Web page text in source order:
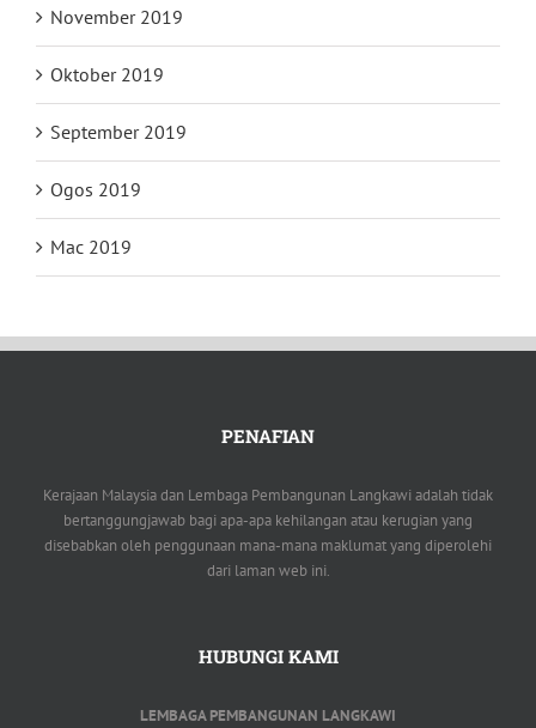
November 2019
Oktober 2019
September 2019
Ogos 2019
Mac 2019
PENAFIAN
Kerajaan Malaysia dan Lembaga Pembangunan Langkawi adalah tidak
bertanggungjawab bagi apa-apa kehilangan atau kerugian yang
disebabkan oleh penggunaan mana-mana maklumat yang diperolehi
dari laman web ini.
HUBUNGI KAMI
LEMBAGA PEMBANGUNAN LANGKAWI